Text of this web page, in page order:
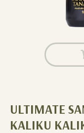
ULTIMATE
KALIKU